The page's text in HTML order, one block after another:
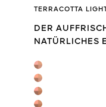
TERRACOTTA
DER
NATÜRLICHES
URSPRUNGS